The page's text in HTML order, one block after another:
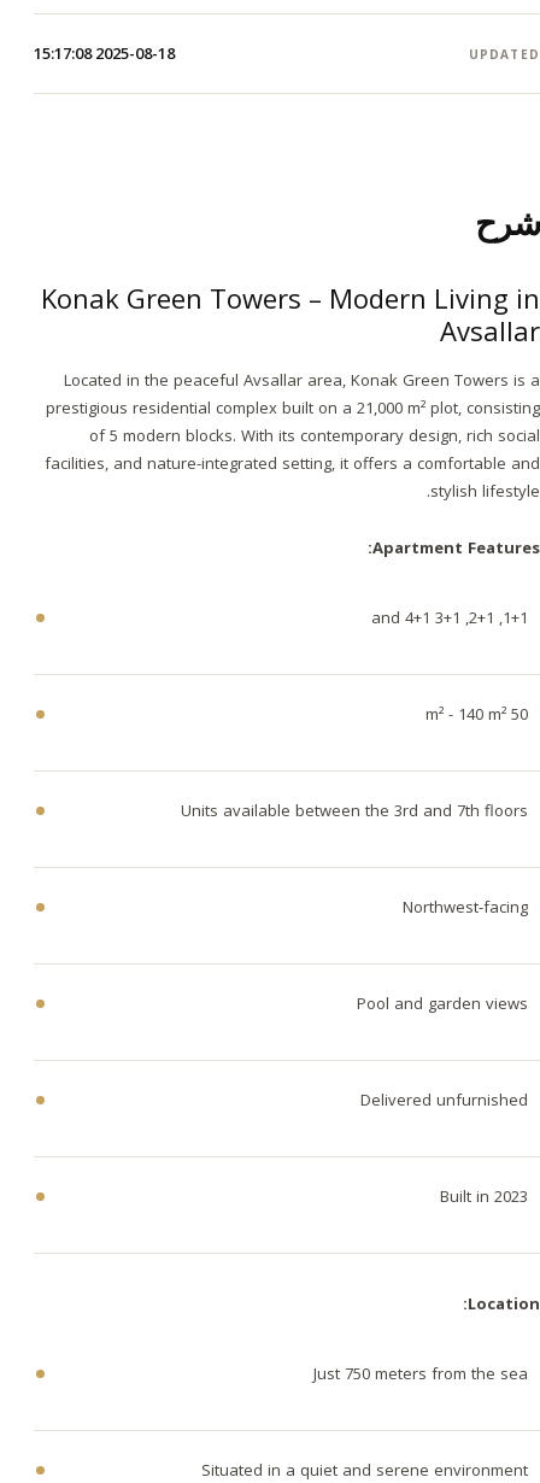
UPDATED
2025-08-18 15:17:08
شرح
Konak Green Towers – Modern Living in
Avsallar
Located in the peaceful Avsallar area, Konak Green Towers is a
prestigious residential complex built on a 21,000 m² plot, consisting
of 5 modern blocks. With its contemporary design, rich social
facilities, and nature-integrated setting, it offers a comfortable and
stylish lifestyle.
Apartment Features:
1+1, 2+1, 3+1 and 4+1
50 m² - 140 m²
Units available between the 3rd and 7th floors
Northwest-facing
Pool and garden views
Delivered unfurnished
Built in 2023
Location:
Just 750 meters from the sea
Situated in a quiet and serene environment